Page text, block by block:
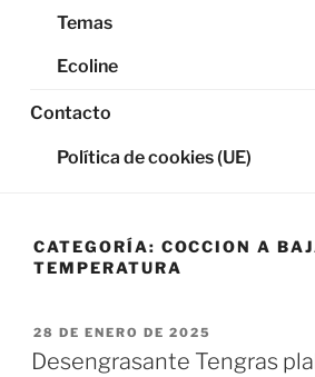
Temas
Ecoline
Contacto
Política de cookies (UE)
CATEGORÍA: COCCION A
TEMPERATURA
PUBLICADO
EL
28 DE ENERO DE 2025
Desengrasante Tengras